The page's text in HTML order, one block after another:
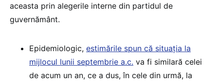
aceasta prin alegerile interne din partidul de
guvernământ.
Epidemiologic, estimările spun că situația la
mijlocul lunii septembrie a.c. va fi similară celei
de acum un an, ce a dus, în cele din urmă, la